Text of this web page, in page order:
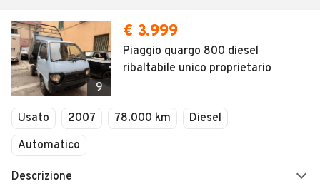
9
€ 3.999
Piaggio quargo 800 diesel
ribaltabile unico proprietario
Usato 2007 78.000 km
Diesel
Automatico
Descrizione